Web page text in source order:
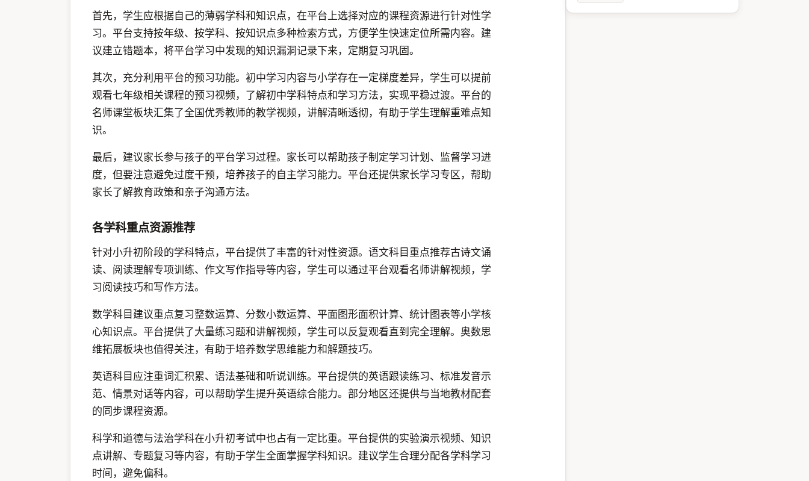
首先，学生应根据自己的薄弱学科和知识点，在平台上选择对应的课程资源进行针对性学
习。平台支持按年级、按学科、按知识点多种检索方式，方便学生快速定位所需内容。建
议建立错题本，将平台学习中发现的知识漏洞记录下来，定期复习巩固。
其次，充分利用平台的预习功能。初中学习内容与小学存在一定梯度差异，学生可以提前
观看七年级相关课程的预习视频，了解初中学科特点和学习方法，实现平稳过渡。平台的
名师课堂板块汇集了全国优秀教师的教学视频，讲解清晰透彻，有助于学生理解重难点知
识。
最后，建议家长参与孩子的平台学习过程。家长可以帮助孩子制定学习计划、监督学习进
度，但要注意避免过度干预，培养孩子的自主学习能力。平台还提供家长学习专区，帮助
家长了解教育政策和亲子沟通方法。
各学科重点资源推荐
针对小升初阶段的学科特点，平台提供了丰富的针对性资源。语文科目重点推荐古诗文诵
读、阅读理解专项训练、作文写作指导等内容，学生可以通过平台观看名师讲解视频，学
习阅读技巧和写作方法。
数学科目建议重点复习整数运算、分数小数运算、平面图形面积计算、统计图表等小学核
心知识点。平台提供了大量练习题和讲解视频，学生可以反复观看直到完全理解。奥数思
维拓展板块也值得关注，有助于培养数学思维能力和解题技巧。
英语科目应注重词汇积累、语法基础和听说训练。平台提供的英语跟读练习、标准发音示
范、情景对话等内容，可以帮助学生提升英语综合能力。部分地区还提供与当地教材配套
的同步课程资源。
科学和道德与法治学科在小升初考试中也占有一定比重。平台提供的实验演示视频、知识
点讲解、专题复习等内容，有助于学生全面掌握学科知识。建议学生合理分配各学科学习
时间，避免偏科。